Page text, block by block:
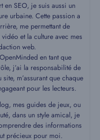
en SEO, je suis aussi un
urbaine. Cette passion a
me permettant de
et la culture avec mes
web.
en tant que
j’ai la responsabilité de
m’assurant que chaque
pour les lecteurs.
mes guides de jeux, ou
dans un style amical, je
des informations
précieux pour moi.